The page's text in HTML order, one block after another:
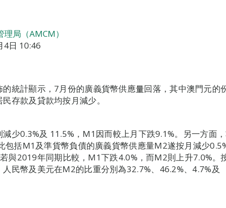
局（AMCM）
4日 10:46
統計顯示，7月份的廣義貨幣供應量回落，其中澳門元的
存款及貸款均按月減少。
少0.3%及 11.5%，M1因而較上月下跌9.1%。另一方面
包括M1及準貨幣負債的廣義貨幣供應量M2遂按月減少
與2019年同期比較，M1下跌4.0%，而M2則上升7.0%。
民幣及美元在M2的比重分別為32.7%、46.2%、4.7%及